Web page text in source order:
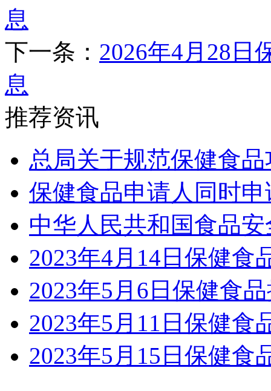
息
下一条： 2026年4月28日
息
推荐资讯
总局关于规范保健食
保健食品申请人同时
中华人民共和国食品
2023年4月14日保健食
2023年5月6日保健食
2023年5月11日保健食
2023年5月15日保健食